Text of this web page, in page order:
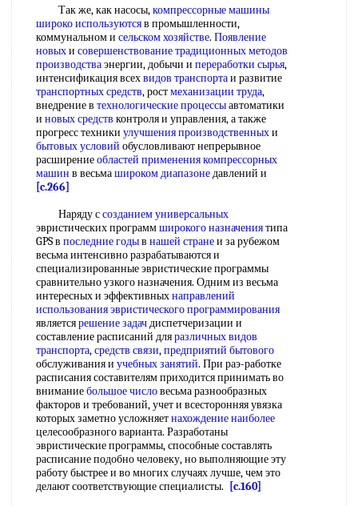
Так же, как насосы,компрессорные машины
широко используютсяв промышленности,
коммунальном и сельском хозяйстве. Появление
новыхи совершенствование традиционныхметодов
производстваэнергии, добычи и переработки сырья,
интенсификация всехвидов транспортаи развитие
транспортных средств, ростмеханизации труда,
внедрение в технологические процессыавтоматики
и новых средств контроля и управления, а также
прогресс техники улучшения производственныхи
бытовых условий обусловливают непрерывное
расширениеобластей применения компрессорных
машин в весьмашироком диапазонедавлений и
[c.266]
Наряду ссозданием универсальных
эвристических программширокого назначениятипа
GPS в последние годыв нашей странеи за рубежом
весьма интенсивно разрабатываются и
специализированные эвристические программы
сравнительно узкого назначения. Одним из весьма
интересных и эффективныхнаправлений
использованияэвристического программирования
являетсярешение задачдиспетчеризации и
составление расписаний дляразличных видов
транспорта,средств связи,предприятий бытового
обслуживания и учебных занятий. При раэ-работке
расписания составителям приходится принимать во
вниманиебольшое числовесьма разнообразных
факторов и требований, учет и всесторонняя увязка
которых заметно усложняетнахождение наиболее
целесообразного варианта. Разработаны
эвристические программы, способные составлять
расписание подобно человеку, но выполняющие эту
работу быстрее и во многих случаях лучше, чем это
делают соответствующие специалисты.
[c.160]